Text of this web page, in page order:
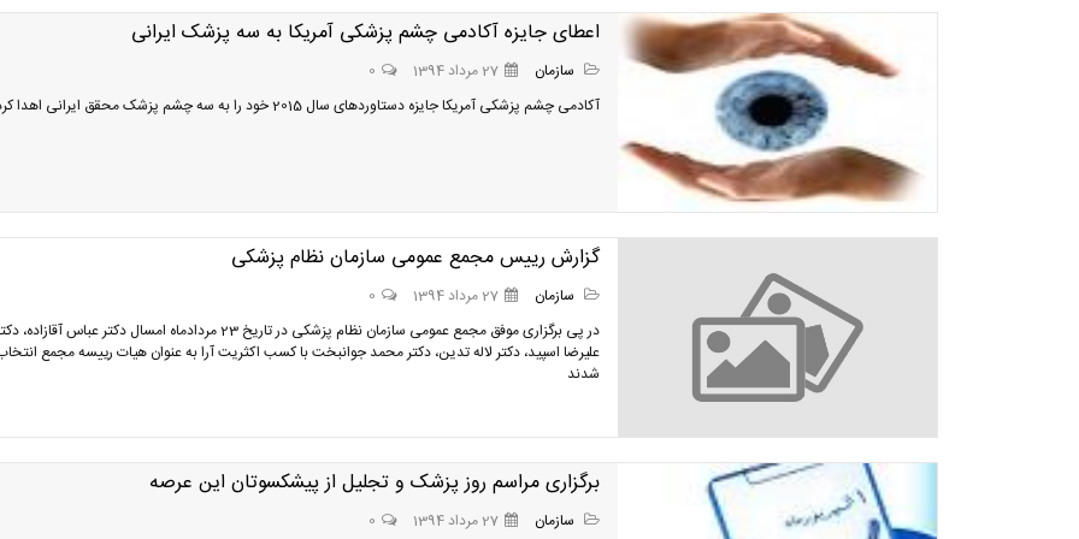
اعطای جایزه آکادمی چشم پزشکی آمریکا به سه پزشک ایرانی
سازمان 27 مرداد 1394
0
آکادمی چشم پزشکی آمریکا جایزه دستاوردهای سال 2015 خود را به سه چشم پزشک محقق ایرانی اهدا کرد.
گزارش رییس مجمع عمومی سازمان نظام پزشکی
سازمان 27 مرداد 1394
0
در پی برگزاری موفق مجمع عمومی سازمان نظام پزشکی در تاریخ 23 مردادماه امسال دکتر عباس آقازاده،
علیرضا اسپید، دکتر لاله تدین، دکتر محمد جوانبخت با کسب اکثریت آرا به عنوان هیات رییسه مجمع
شدند
برگزاری مراسم روز پزشک و تجلیل از پیشکسوتان این عرصه
سازمان 27 مرداد 1394 0